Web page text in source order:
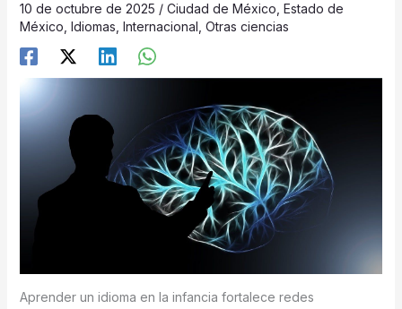
10 de octubre de 2025 / Ciudad de México Estado de
México Idiomas Internacional Otras ciencias
Aprender un idioma en la infancia fortalece redes